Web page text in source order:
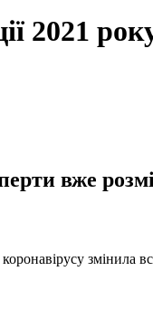
2021
вже